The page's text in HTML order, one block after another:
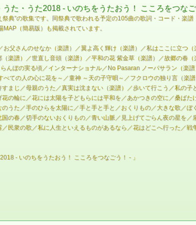
た・うた2018 - いのちをうたおう！ こころをつなご
典”の歌集です。同祭典で歌われる予定の105曲の歌詞・コード・楽
（簡易版）も掲載されています。
父さんのせなか（楽譜）／翼よ高く輝け（楽譜）／私はここに立つ
楽譜）／世直し音頭（楽譜）／平和の花 紫金草（楽譜）／故郷の春
ぼの実る頃／インターナショナル／No Pasaran ノーパサラン（楽
ての人の心に花を～／童神 ～天の子守唄～／フクロウの独り言（楽
まじ／母親のうた／真実は沈まない（楽譜）／歩いて行こう／私の
の輪に／花には太陽を子どもらには平和を／あかつきの空に／桑ば
うた／手のひらを太陽に／手と手と手と／おくりもの／大きな歌／
の春／切手のないおくりもの／青い山脈／見上げてごらん夜の星を
民衆の歌／私に人生といえるものがあるなら／花はどこへ行った／
- いのちをうたおう！ こころをつなごう！ - 」